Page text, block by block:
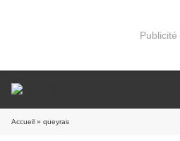
Publicité
Accueil » queyras